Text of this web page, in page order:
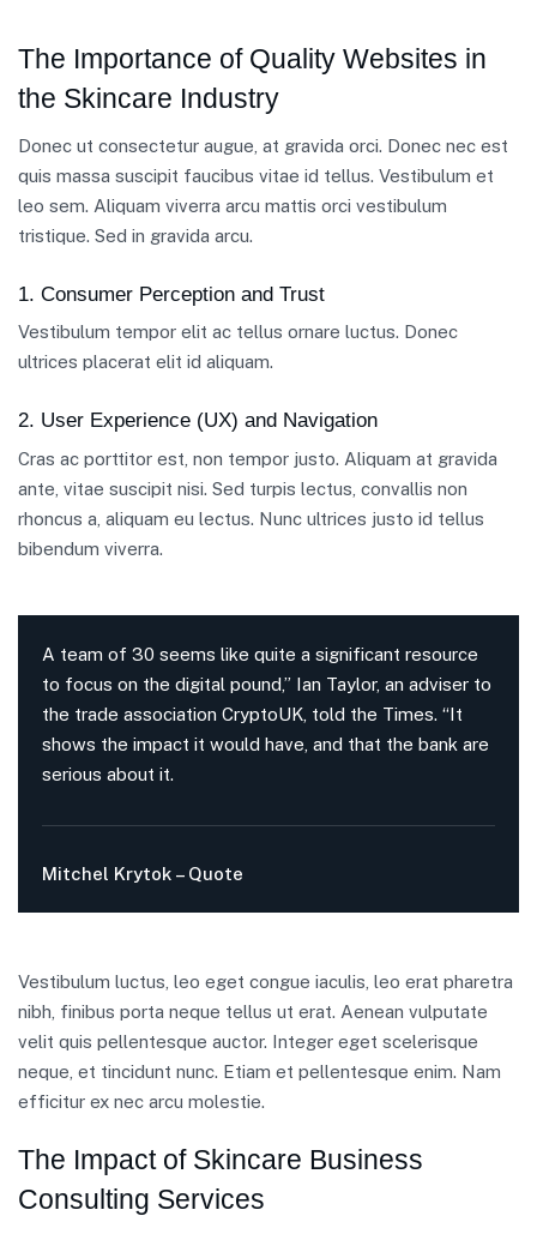
The Importance of Quality Websites in
the Skincare Industry
Donec ut consectetur augue, at gravida orci. Donec nec est
quis massa suscipit faucibus vitae id tellus. Vestibulum et
leo sem. Aliquam viverra arcu mattis orci vestibulum
tristique. Sed in gravida arcu.
1. Consumer Perception and Trust
Vestibulum tempor elit ac tellus ornare luctus. Donec
ultrices placerat elit id aliquam.
2. User Experience (UX) and Navigation
Cras ac porttitor est, non tempor justo. Aliquam at gravida
ante, vitae suscipit nisi. Sed turpis lectus, convallis non
rhoncus a, aliquam eu lectus. Nunc ultrices justo id tellus
bibendum viverra.
A team of 30 seems like quite a significant resource
to focus on the digital pound,” Ian Taylor, an adviser to
the trade association CryptoUK, told the Times. “It
shows the impact it would have, and that the bank are
serious about it.
Mitchel Krytok – Quote
Vestibulum luctus, leo eget congue iaculis, leo erat pharetra
nibh, finibus porta neque tellus ut erat. Aenean vulputate
velit quis pellentesque auctor. Integer eget scelerisque
neque, et tincidunt nunc. Etiam et pellentesque enim. Nam
efficitur ex nec arcu molestie.
The Impact of Skincare Business
Consulting Services